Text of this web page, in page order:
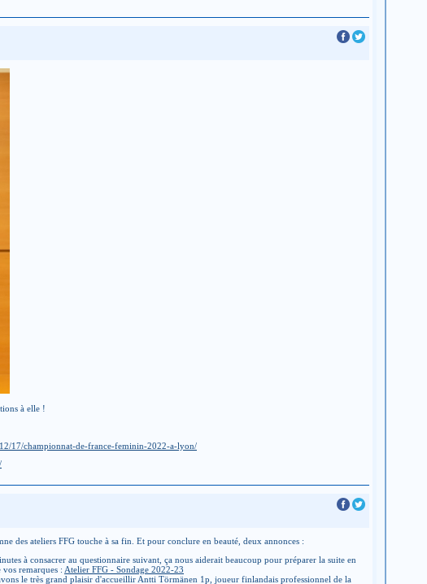
à elle !
17/championnat-de-france-feminin-2022-a-lyon/
des ateliers FFG touche à sa fin. Et pour conclure en beauté, deux annonces :
à consacrer au questionnaire suivant, ça nous aiderait beaucoup pour préparer la suite en
vos remarques : Atelier FFG - Sondage 2022-23
le très grand plaisir d'accueillir Antti Törmänen 1p, joueur finlandais professionnel de la